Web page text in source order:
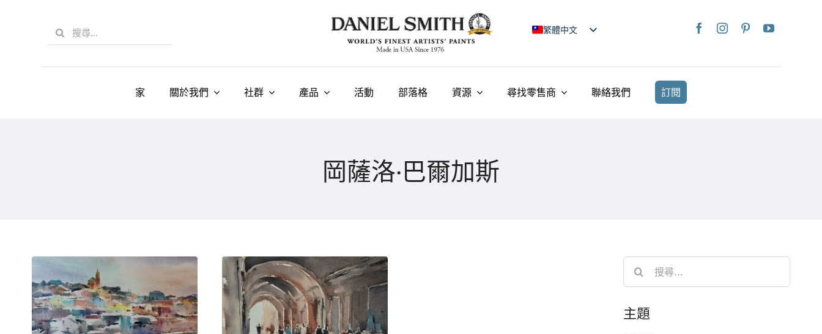
Search
for:
繁體中文
日本語
Français
家 關於我們 社群 產品 活動 部落格 資源 尋找零售商 聯絡我們 訂閱
岡薩洛·巴爾加斯
Search
for:
主題